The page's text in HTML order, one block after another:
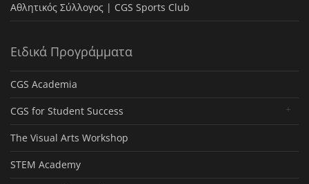
Αθλητικός Σύλλογος | CGS Sports Club
Ειδικά Προγράμματα
CGS Academia
CGS for Student Success
The Visual Arts Workshop
STEM Academy